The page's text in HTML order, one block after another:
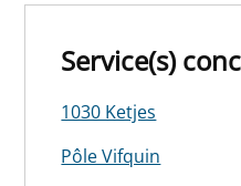
Service(s)
1030 Ketjes
Pôle Vifquin